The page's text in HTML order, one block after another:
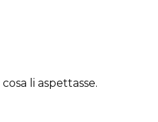
li aspettasse.